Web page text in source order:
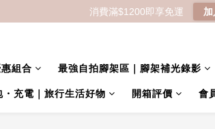
組合 最強自拍腳架區｜腳架補光錄影
充電｜旅行生活好物
開箱評價 會
消費滿$1200即享免運